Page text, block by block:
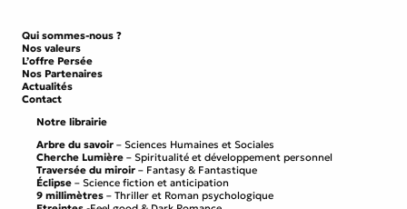
Qui sommes-nous ?
Nos valeurs
L’offre Persée
Nos Partenaires
Actualités
Contact
Notre librairie
Arbre du savoir – Sciences Humaines et Sociales
Cherche Lumière – Spiritualité et développement personnel
Traversée du miroir – Fantasy & Fantastique
Éclipse – Science fiction et anticipation
9 millimètres – Thriller et Roman psychologique